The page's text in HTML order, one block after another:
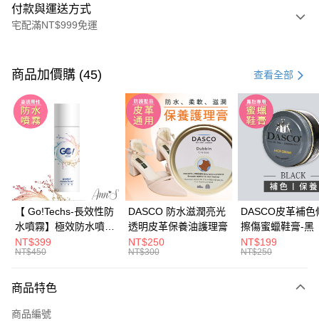
付款與運送方式
宅配滿NT$999免運
信用卡一次付款
信用卡分期付款
3 期 0 利率 每期 NT$960 21家銀行
合作金庫商業銀行
第一商業銀行
華南商業銀行
彰化商業銀行
上海商業儲蓄銀行
台北富邦商業銀行
國泰世華商業銀行
兆豐國際商業銀行
臺灣中小企業銀行
台中商業銀行
匯豐（台灣）商業銀行
華泰商業銀行
聯邦商業銀行
遠東國際商業銀行
元大商業銀行
台灣樂天信用卡公司
6 期 0 利率 每期 NT$480 21家銀行
合作金庫商業銀行
第一商業銀行
華南商業銀行
彰化商業銀行
上海商業儲蓄銀行
台北富邦商業銀行
國泰世華商業銀行
兆豐國際商業銀行
臺灣中小企業銀行
台中商業銀行
匯豐（台灣）商業銀行
聯邦商業銀行
玉山商業銀行
台灣樂天信用卡公司
LINE Pay
Apple Pay
街口支付
商品加價購 (45) 查看全部
【 Go!Techs-長效性防
水噴霧】極效防水噴霧
280ml
NT$399
NT$450
DASCO 防水滋潤亮光
透明皮革保養油護理膏
NT$250
NT$300
DASCO皮革補色
擦傷蜜蠟鞋膏-黑
NT$199
NT$250
商品特色
商品編號